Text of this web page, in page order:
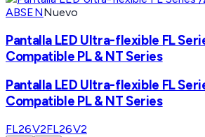
ABSENNuevo
Pantalla LED Ultra-flexible FL
Compatible PL & NT Series
Pantalla LED Ultra-flexible FL
Compatible PL & NT Series
FL26V2FL26V2